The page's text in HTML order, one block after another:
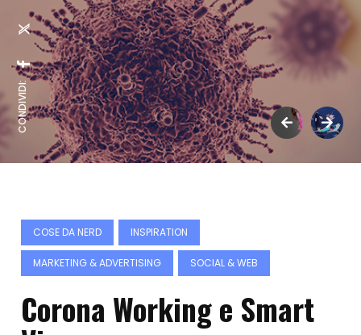
CONDIVIDI:
COSE DA NERD INSPIRATION
MARKETING & ADVERTISING SOCIAL & WEB
Corona Working e Smart